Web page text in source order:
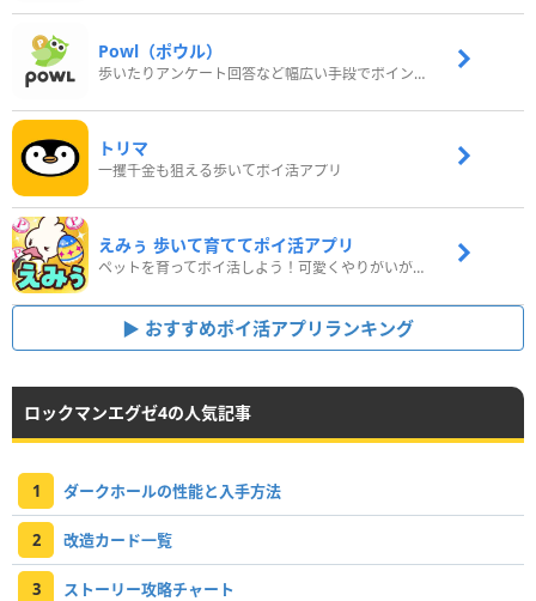
Powl（ポウル）
歩いたりアンケート回答など幅広い手段でポイントをゲット
トリマ
一攫千金も狙える歩いてポイ活アプリ
えみぅ 歩いて育ててポイ活アプリ
ペットを育ってポイ活しよう！可愛くやりがいがある新感覚アプリ
おすすめポイ活アプリランキング
ロックマンエグゼ4の人気記事
1 ダークホールの性能と入手方法
2 改造カード一覧
3 ストーリー攻略チャート